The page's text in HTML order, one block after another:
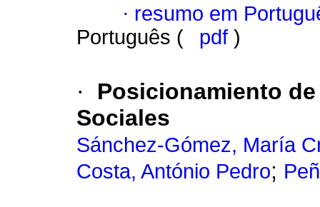
· resumo em
Português (
pdf )
·
Posicionamiento
Sociales
Sánchez-Gómez, María
Costa, António Pedro;